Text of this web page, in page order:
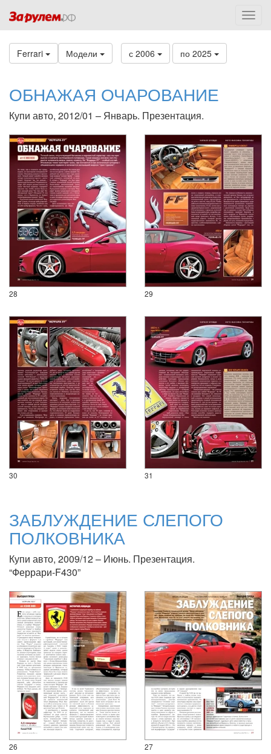
Ferrari Модели с 2006 по 2025
ОБНАЖАЯ ОЧАРОВАНИЕ
Купи авто, 2012/01 – Январь. Презентация.
28 29
30 31
ЗАБЛУЖДЕНИЕ СЛЕПОГО
ПОЛКОВНИКА
Купи авто, 2009/12 – Июнь. Презентация.
“Феррари-F430”
26 27